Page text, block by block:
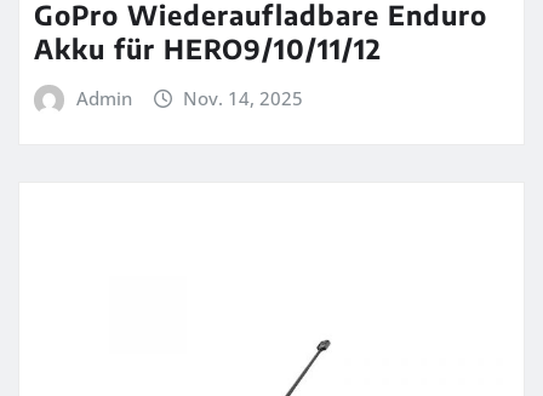
GoPro Wiederaufladbare Enduro
Akku für HERO9/10/11/12
Admin Nov. 14, 2025